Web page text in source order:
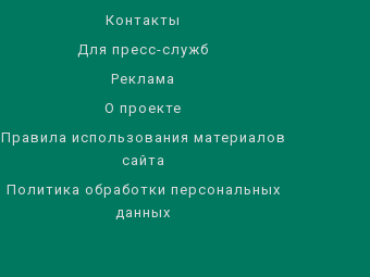
Контакты
Для пресс-служб
Реклама
О проекте
Правила использования материалов
сайта
Политика обработки персональных
данных